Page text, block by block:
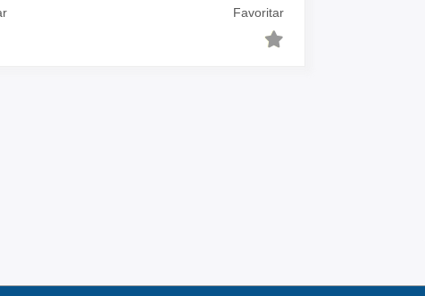
Favoritar